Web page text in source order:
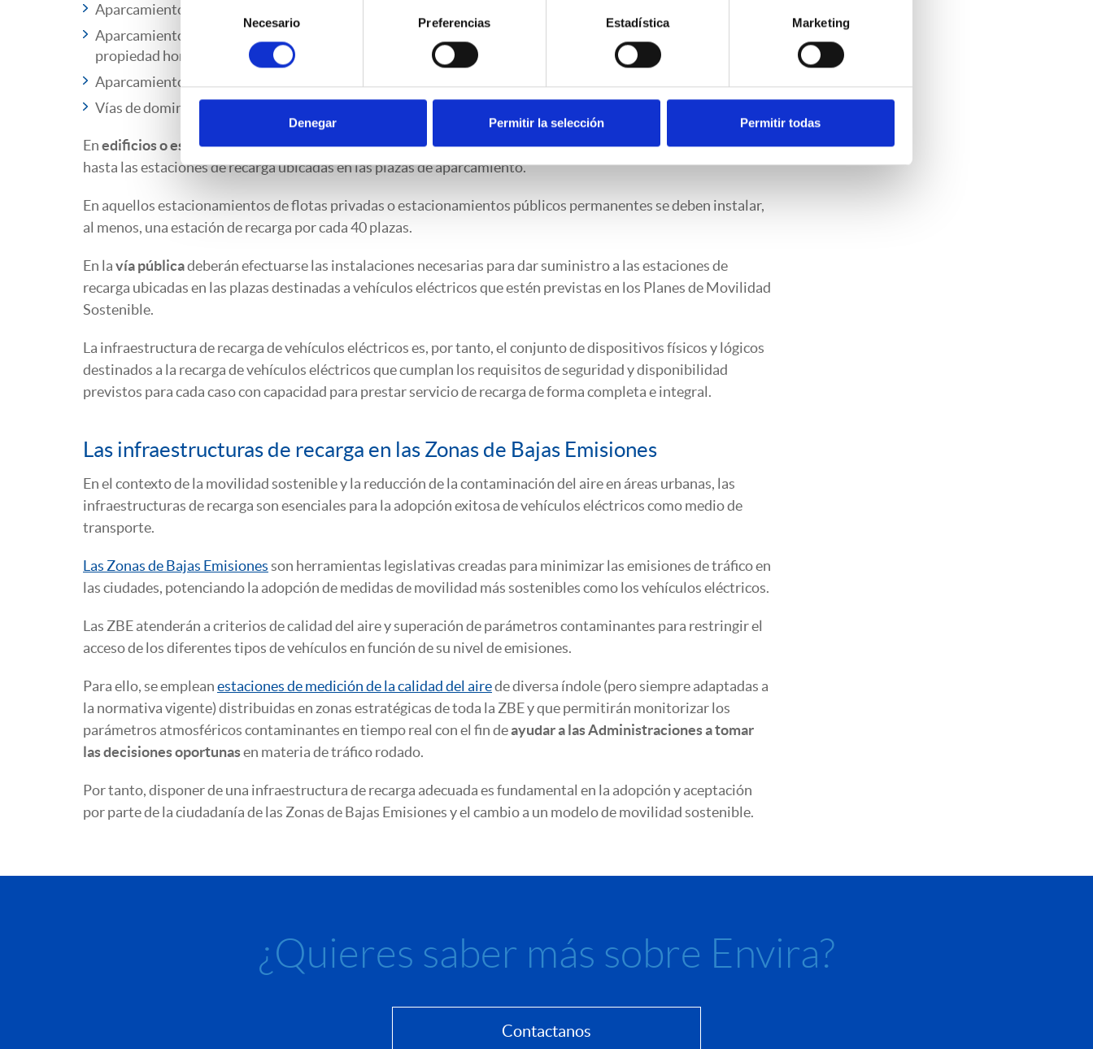
consentimiento
Necesario Preferencias Estadística Marketing
Denegar Permitir la selección Permitir todas
Aparcamientos de viviendas unifamiliares o de una sola propiedad.
Aparcamientos o estacionamientos colectivos en edificios o conjuntos inmobiliarios de régimen de
propiedad horizontal.
Aparcamientos o estacionamientos de flotas privadas, cooperativas o de empresa.
Vías de dominio público destinadas a la circulación de vehículos eléctricos.
Enedificios o estacionamientos colectivosde nueva construcción se debe posibilitar la instalación eléctrica
hasta las estaciones de recarga ubicadas en las plazas de aparcamiento.
En aquellos estacionamientos de flotas privadas o estacionamientos públicos permanentes se deben instalar,
al menos, una estación de recarga por cada 40 plazas.
En lavía públicadeberán efectuarse las instalaciones necesarias para dar suministro a las estaciones de
recarga ubicadas en las plazas destinadas a vehículos eléctricos que estén previstas en los Planes de Movilidad
Sostenible.
La infraestructura de recarga de vehículos eléctricos es, por tanto, el conjunto de dispositivos físicos y lógicos
destinados a la recarga de vehículos eléctricos que cumplan los requisitos de seguridad y disponibilidad
previstos para cada caso con capacidad para prestar servicio de recarga de forma completa e integral.
Las infraestructuras de recarga en las Zonas de Bajas Emisiones
En el contexto de la movilidad sostenible y la reducción de la contaminación del aire en áreas urbanas, las
infraestructuras de recarga son esenciales para la adopción exitosa de vehículos eléctricos como medio de
transporte.
Las Zonas de Bajas Emisiones son herramientas legislativas creadas para minimizar las emisiones de tráfico en
las ciudades, potenciando la adopción de medidas de movilidad más sostenibles como los vehículos eléctricos.
Las ZBE atenderán a criterios de calidad del aire y superación de parámetros contaminantes para restringir el
acceso de los diferentes tipos de vehículos en función de su nivel de emisiones.
Para ello, se empleanestaciones de medición de la calidad del airede diversa índole (pero siempre adaptadas a
la normativa vigente) distribuidas en zonas estratégicas de toda la ZBE y que permitirán monitorizar los
parámetros atmosféricos contaminantes en tiempo real con el fin deayudar a las Administraciones a tomar
las decisionesoportunasen materia de tráfico rodado.
Por tanto, disponer de una infraestructura de recarga adecuada es fundamental en la adopción y aceptación
por parte de la ciudadanía de las Zonas de Bajas Emisiones y el cambio a un modelo de movilidad sostenible.
¿Quieres saber más sobre Envira?
Contactanos